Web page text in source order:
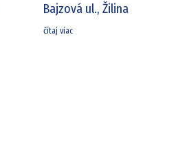
Bajzová ul., Žilina
čítaj viac